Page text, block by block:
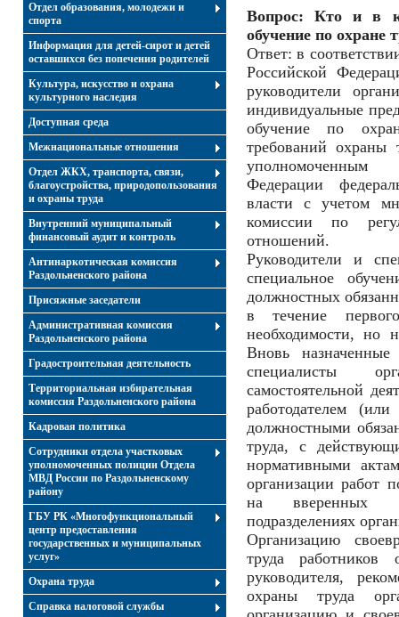
Отдел образования, молодежи и
спорта
Информация для детей-сирот и детей
оставшихся без попечения родителей
Культура, искусство и охрана
культурного наследия
Доступная среда
Межнациональные отношения
Отдел ЖКХ, транспорта, связи,
благоустройства, природопользования
и охраны труда
Внутренний муниципальный
финансовый аудит и контроль
Антинаркотическая комиссия
Раздольненского района
Присяжные заседатели
Административная комиссия
Раздольненского района
Градостроительная деятельность
Территориальная избирательная
комиссия Раздольненского района
Кадровая политика
Сотрудники отдела участковых
уполномоченных полиции Отдела
МВД России по Раздольненскому
району
ГБУ РК «Многофункциональный
центр предоставления
государственных и муниципальных
услуг»
Охрана труда
Справка налоговой службы
Вопрос: Кто и в
обучение по охране
Ответ: в
Российской
руководители
индивидуальные
обучение по
требований охраны
уполномоченным
Федерации
власти с учетом
комиссии по
отношений.
Руководители и
специальное
должностных
в течение
необходимости, но
Вновь
специалисты
самостоятельной
работодателем
должностными
труда, с
нормативными
организации работ
на вверенных
подразделениях
Организацию
труда
руководителя,
охраны труда